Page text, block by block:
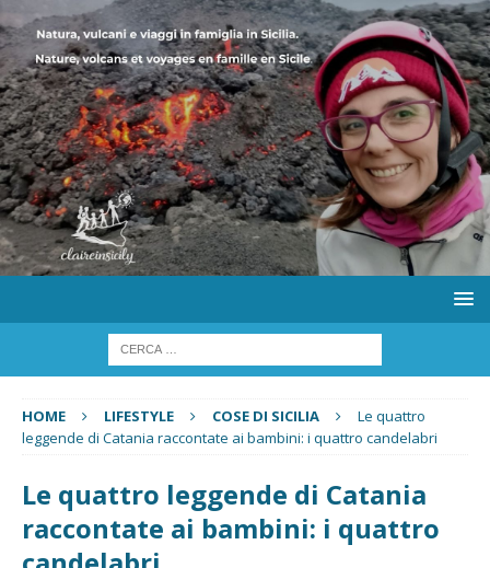
HOME LIFESTYLE COSE DI SICILIA
Le quattro
leggende di Catania raccontate ai bambini: i quattro candelabri
Le quattro leggende di Catania
raccontate ai bambini: i quattro